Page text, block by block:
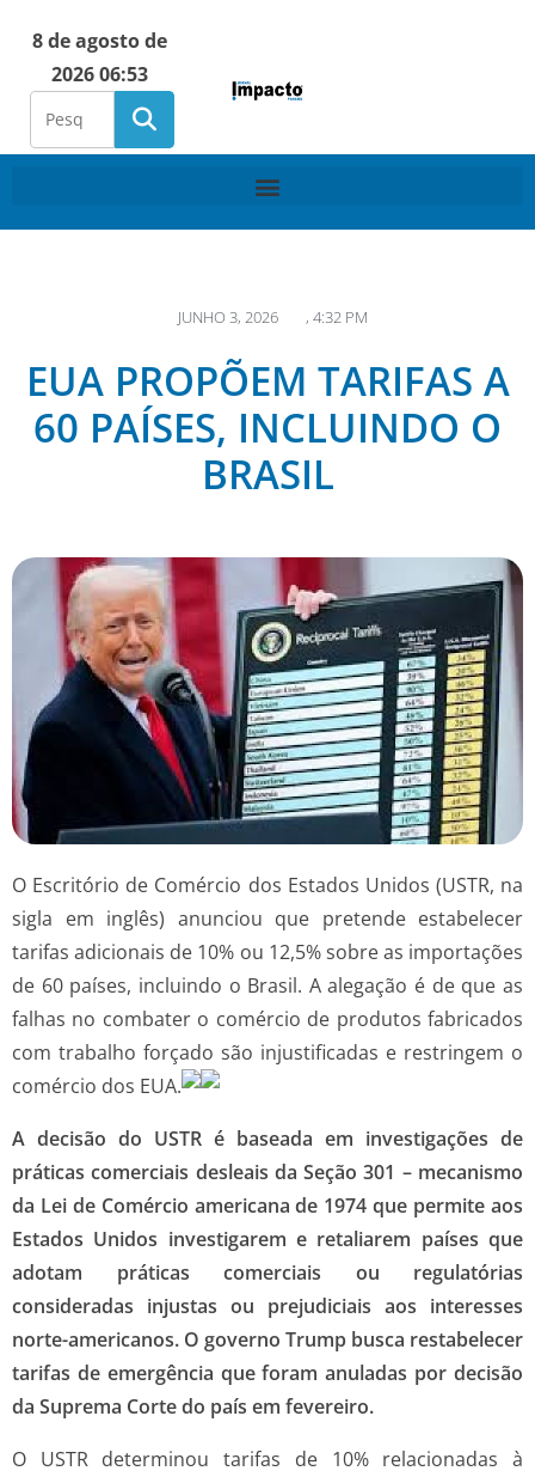
8 de agosto de
2026 06:53
JUNHO 3, 2026 , 4:32 PM
EUA PROPÕEM TARIFAS A
60 PAÍSES, INCLUINDO O
BRASIL
O Escritório de Comércio dos Estados Unidos (USTR, na
sigla em inglês) anunciou que pretende estabelecer
tarifas adicionais de 10% ou 12,5% sobre as importações
de 60 países, incluindo o Brasil. A alegação é de que as
falhas no combater o comércio de produtos fabricados
com trabalho forçado são injustificadas e restringem o
comércio dos EUA.
A decisão do USTR é baseada em investigações de
práticas comerciais desleais da Seção 301 – mecanismo
da Lei de Comércio americana de 1974 que permite aos
Estados Unidos investigarem e retaliarem países que
adotam práticas comerciais ou regulatórias
consideradas injustas ou prejudiciais aos interesses
norte-americanos. O governo Trump busca restabelecer
tarifas de emergência que foram anuladas por decisão
da Suprema Corte do país em fevereiro.
O USTR determinou tarifas de 10% relacionadas à